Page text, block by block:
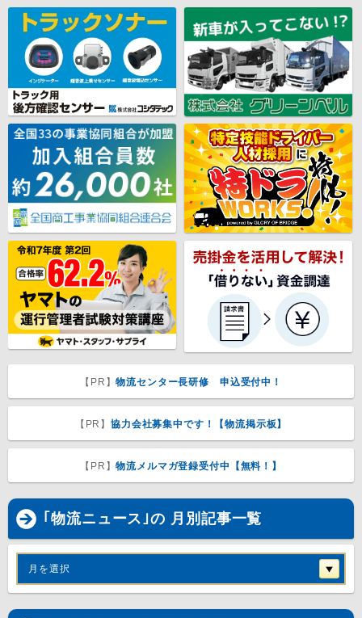
【PR】物流センター長研修 申込受付中！
【PR】協力会社募集中です！【物流掲示板】
【PR】物流メルマガ登録受付中【無料！】
｢物流ニュース｣の 月別記事一覧
月を選択